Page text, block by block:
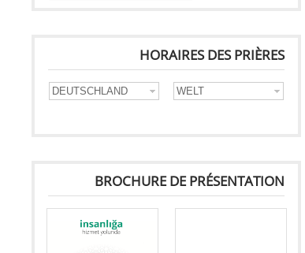
HORAIRES DES PRIÈRES
BROCHURE DE PRÉSENTATION